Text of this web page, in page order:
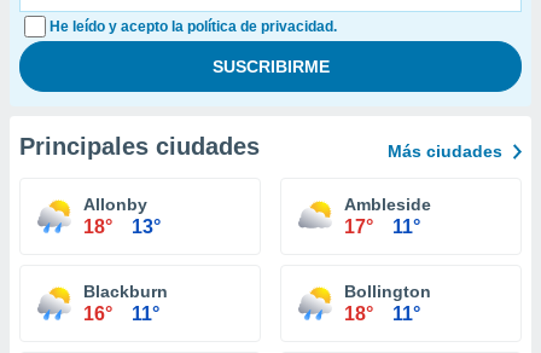
He leído y acepto la política de privacidad.
Principales ciudades Más ciudades
Allonby
18° 13°
Ambleside
17° 11°
Blackburn
16° 11°
Bollington
18° 11°